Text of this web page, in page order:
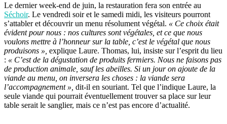
Le dernier week-end de juin, la restauration fera son entrée au
Séchoir. Le vendredi soir et le samedi midi, les visiteurs pourront
s’attabler et découvrir un menu résolument végétal. « Ce choix était
évident pour nous : nos cultures sont végétales, et ce que nous
voulons mettre à l’honneur sur la table, c’est le végétal que nous
produisons », explique Laure. Thomas, lui, insiste sur l’esprit du lieu
: « C’est de la dégustation de produits fermiers. Nous ne faisons pas
de production animale, sauf les abeilles. Si un jour on ajoute de la
viande au menu, on inversera les choses : la viande sera
l’accompagnement », dit-il en souriant. Tel que l’indique Laure, la
seule viande qui pourrait éventuellement trouver sa place sur leur
table serait le sanglier, mais ce n’est pas encore d’actualité.